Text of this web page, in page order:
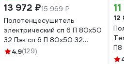
13 972 ₽15 969 ₽
Полотенцесушитель
электрический сп 6 П 80х50
32 Пэк сп 6 П 80х50 32
Тругор 00267364 00-
4.9(129)
12
П8